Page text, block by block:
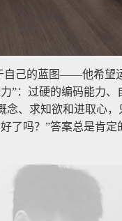
自己的蓝图——他希望
”：过硬的编码能力
念、求知欲和进取心
了吗？”答案总是肯